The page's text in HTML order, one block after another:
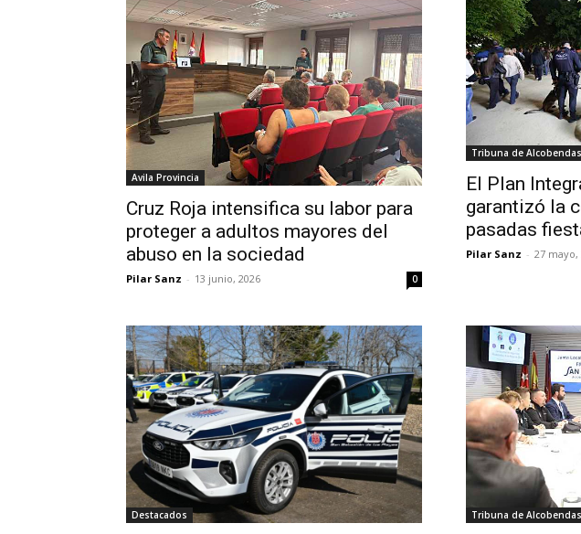
Avila Provincia
Cruz Roja intensifica su labor para
proteger a adultos mayores del
abuso en la sociedad
Pilar Sanz - 13 junio, 2026 0
Tribuna de Alcobendas
El Plan
garantizó la
pasadas
Pilar Sanz - 27 mayo,
Destacados Tribuna de Alcobendas